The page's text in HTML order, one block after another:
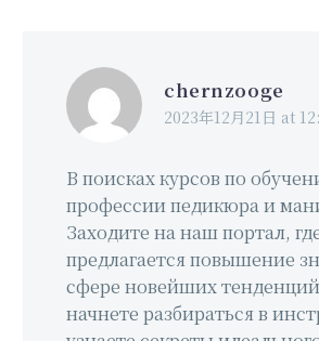
chernzooge
2023年12月21日 at
В поисках курсов по
профессии педикюра и
Заходите на наш портал,
предлагается повышение
сфере новейших
начнете разбираться в